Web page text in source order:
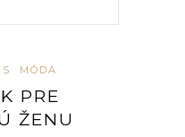
MÓDA
PRE
ŽENU